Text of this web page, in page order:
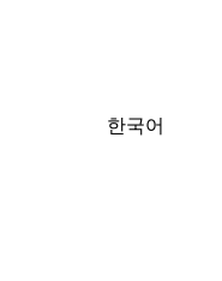
한국어